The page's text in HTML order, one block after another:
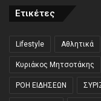
Ετικέτες
Lifestyle Αθλητικά
Κυριάκος Μητσοτάκης
ΡΟΗ ΕΙΔΗΣΕΩΝ